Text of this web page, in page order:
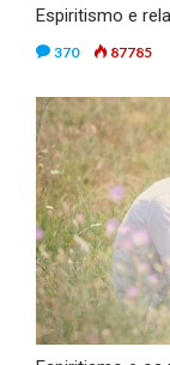
Espiritismo e
370 87785